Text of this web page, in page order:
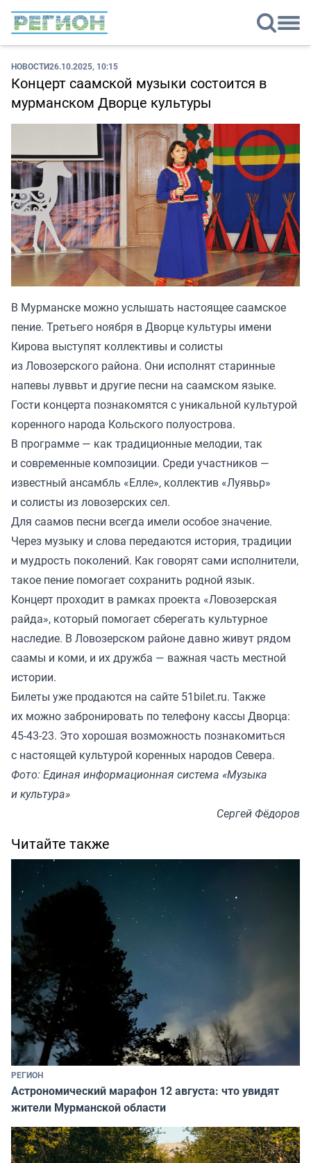
НОВОСТИ26.10.2025, 10:15
Концерт саамской музыки состоится в
мурманском Дворце культуры
В Мурманске можно услышать настоящее саамское
пение. Третьего ноября в Дворце культуры имени
Кирова выступят коллективы и солисты
из Ловозерского района. Они исполнят старинные
напевы луввьт и другие песни на саамском языке.
Гости концерта познакомятся с уникальной культурой
коренного народа Кольского полуострова.
В программе — как традиционные мелодии, так
и современные композиции. Среди участников —
известный ансамбль «Елле», коллектив «Луявьр»
и солисты из ловозерских сел.
Для саамов песни всегда имели особое значение.
Через музыку и слова передаются история, традиции
и мудрость поколений. Как говорят сами исполнители,
такое пение помогает сохранить родной язык.
Концерт проходит в рамках проекта «Ловозерская
райда», который помогает сберегать культурное
наследие. В Ловозерском районе давно живут рядом
саамы и коми, и их дружба — важная часть местной
истории.
Билеты уже продаются на сайте 51bilet.ru. Также
их можно забронировать по телефону кассы Дворца:
45-43-23. Это хорошая возможность познакомиться
с настоящей культурой коренных народов Севера.
Фото: Единая информационная система «Музыка
и культура»
Сергей Фёдоров
Читайте также
РЕГИОН
Астрономический марафон 12 августа: что увидят
жители Мурманской области